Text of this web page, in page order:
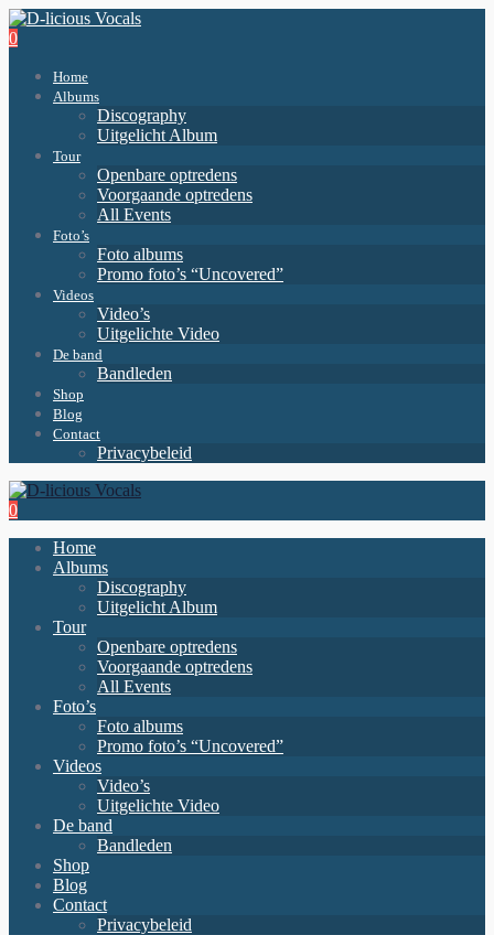
0
Home
Albums
Discography
Uitgelicht Album
Tour
Openbare optredens
Voorgaande optredens
All Events
Foto’s
Foto albums
Promo foto’s “Uncovered”
Videos
Video’s
Uitgelichte Video
De band
Bandleden
Shop
Blog
Contact
Privacybeleid
0
Home
Albums
Discography
Uitgelicht Album
Tour
Openbare optredens
Voorgaande optredens
All Events
Foto’s
Foto albums
Promo foto’s “Uncovered”
Videos
Video’s
Uitgelichte Video
De band
Bandleden
Shop
Blog
Contact
Privacybeleid